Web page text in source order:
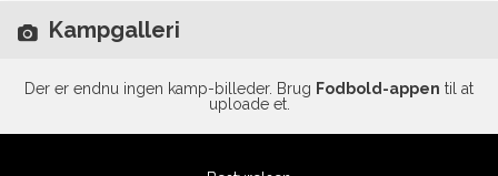
Kampgalleri
Der er endnu ingen kamp-billeder. Brug Fodbold-appen til at
uploade et.